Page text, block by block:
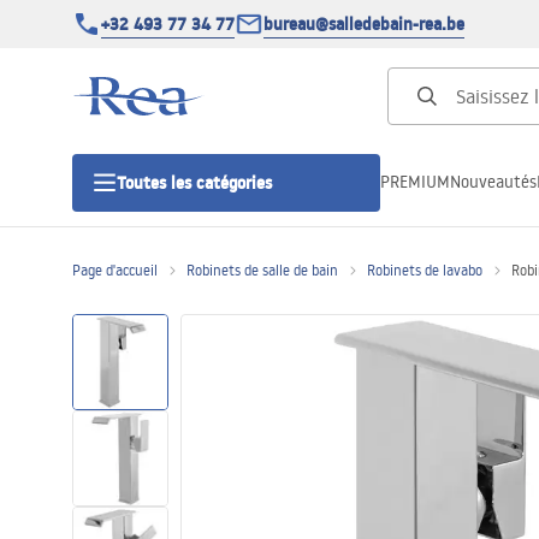
+32 493 77 34 77 bureau@salledebain-rea.be
Toutes les catégories
Caniveaux de douche
PREMIUMNouveautés
Page d'accueil Robinets de salle de bain Robinets de lavabo